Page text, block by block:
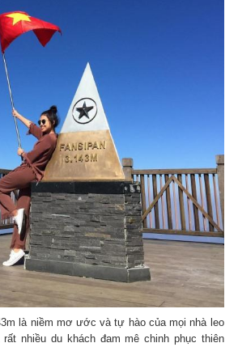
là niềm mơ ước và tự hào của mọi nhà leo
nhiều du khách đam mê chinh phục thiên